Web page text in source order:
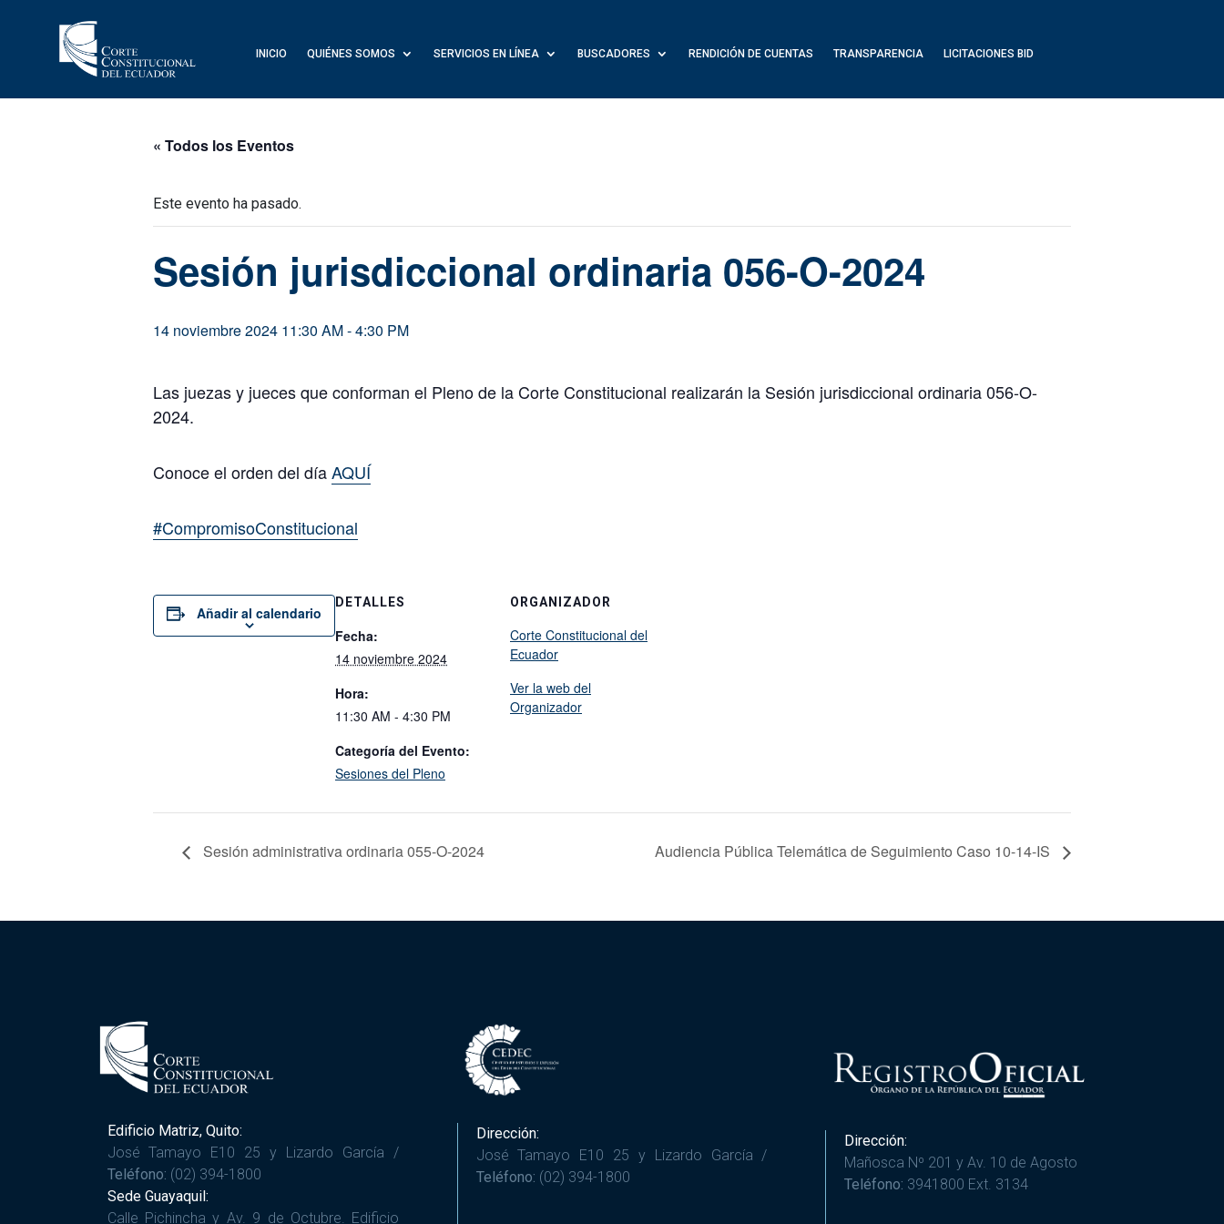
INICIO QUIÉNES SOMOS SERVICIOS EN LÍNEA BUSCADORES RENDICIÓN DE CUENTAS TRANSPARENCIA LICITACIONES BID
« Todos los Eventos
Este evento ha pasado.
Sesión jurisdiccional ordinaria 056-O-2024
14 noviembre 2024 11:30 AM-4:30 PM
Las juezas y jueces que conforman el Pleno de la Corte Constitucional realizarán la Sesión jurisdiccional ordinaria 056-O-
2024.
Conoce el orden del díaAQUÍ
#CompromisoConstitucional
Añadir al calendario
DETALLES
Fecha:
14 noviembre 2024
Hora:
11:30 AM - 4:30 PM
Categoría del Evento:
Sesiones del Pleno
ORGANIZADOR
Corte Constitucional del
Ecuador
Ver la web del
Organizador
Sesión administrativa ordinaria 055-O-2024 Audiencia Pública Telemática de Seguimiento Caso 10-14-IS
Edificio Matriz, Quito:
José Tamayo E10 25 y Lizardo García /
Teléfono: (02) 394-1800
Sede Guayaquil:
Calle Pichincha y Av. 9 de Octubre. Edificio
Dirección:
José Tamayo E10 25 y Lizardo García /
Teléfono: (02) 394-1800
Dirección:
Mañosca Nº 201 y Av. 10 de Agosto
Teléfono: 3941800 Ext. 3134